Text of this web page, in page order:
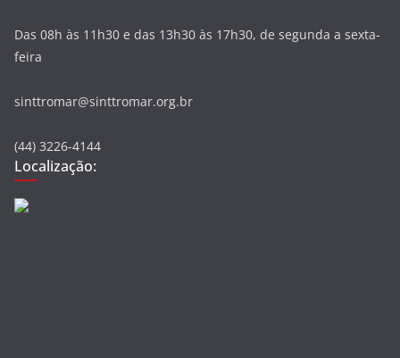
Das 08h às 11h30 e das 13h30 às 17h30, de segunda a sexta-
feira
sinttromar@sinttromar.org.br
(44) 3226-4144
Localização: